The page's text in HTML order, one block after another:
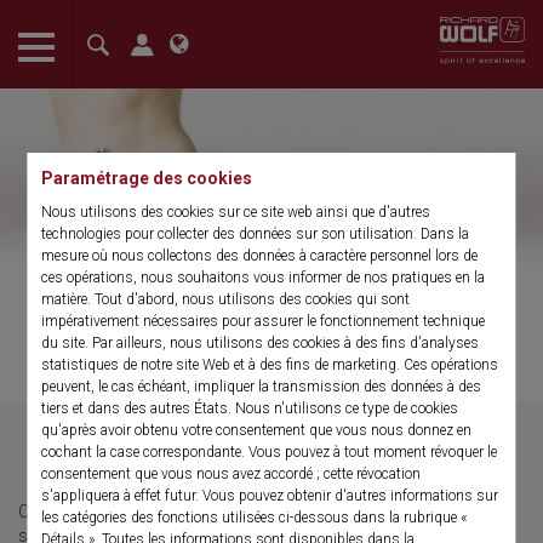
Paramétrage des cookies
Nous utilisons des cookies sur ce site web ainsi que d'autres
technologies pour collecter des données sur son utilisation. Dans la
mesure où nous collectons des données à caractère personnel lors de
ces opérations, nous souhaitons vous informer de nos pratiques en la
matière. Tout d'abord, nous utilisons des cookies qui sont
impérativement nécessaires pour assurer le fonctionnement technique
du site. Par ailleurs, nous utilisons des cookies à des fins d'analyses
statistiques de notre site Web et à des fins de marketing. Ces opérations
peuvent, le cas échéant, impliquer la transmission des données à des
tiers et dans des autres États. Nous n'utilisons ce type de cookies
qu'après avoir obtenu votre consentement que vous nous donnez en
cochant la case correspondante. Vous pouvez à tout moment révoquer le
consentement que vous nous avez accordé ; cette révocation
s'appliquera à effet futur. Vous pouvez obtenir d'autres informations sur
les catégories des fonctions utilisées ci-dessous dans la rubrique «
Détails ». Toutes les informations sont disponibles dans la
The language setting of your browser is set to English. Do you
Visite clinique en gynécologie
Outre l’hystéroscopie diagnostique, l’hystéroscopie chirurgicale
s’est imposée comme méthode standard dans les cliniques et